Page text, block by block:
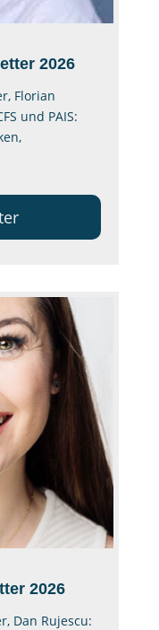
2026
Florian
und PAIS:
2026
Dan Rujescu: